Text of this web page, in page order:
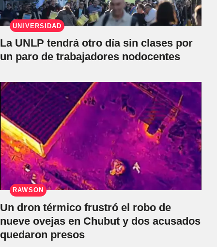
UNIVERSIDAD
La UNLP tendrá otro día sin clases por
un paro de trabajadores nodocentes
RAWSON
Un dron térmico frustró el robo de
nueve ovejas en Chubut y dos acusados
quedaron presos